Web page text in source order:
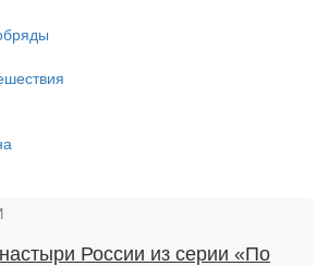
России из серии «По